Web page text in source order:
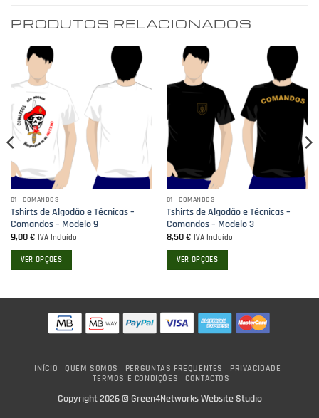
PRODUTOS RELACIONADOS
01 - COMANDOS
Tshirts de Algodão e Técnicas –
Comandos – Modelo 9
9,00€ IVA Incluído
VER OPÇÕES
options
01 - COMANDOS
Tshirts de Algodão e Técnicas –
Comandos – Modelo 3
8,50€ IVA Incluído
VER OPÇÕES
multiple
variants.
options
may
be
INÍCIO QUEM SOMOS PERGUNTAS FREQUENTES
PRIVACIDADE
TERMOS E CONDIÇÕES
CONTACTOS
Copyright 2026 © Green4Networks Website Studio